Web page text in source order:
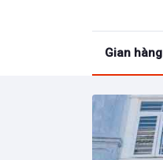
Gian hàng